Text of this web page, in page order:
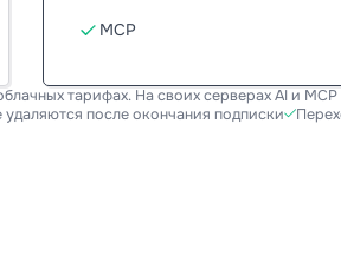
MCP
тарифах. На своих серверах AI и
удаляются после окончания подписки